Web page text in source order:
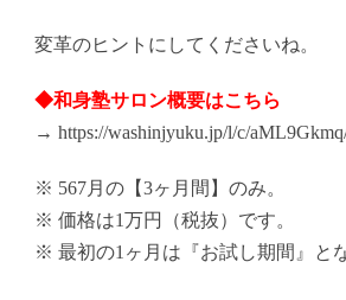
変革のヒントにしてくださいね。
◆和身塾サロン概要はこちら
→ https://washinjyuku.jp/l/c/
※ 567月の【3ヶ月間】のみ。
※ 価格は1万円（税抜）です。
※ 最初の1ヶ月は『お試し期間』と